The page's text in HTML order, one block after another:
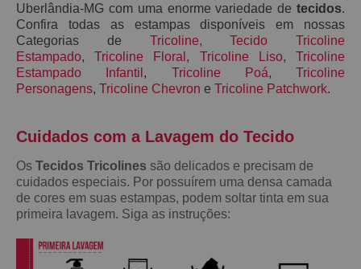
Uberlândia-MG com uma enorme variedade de tecidos.
Confira todas as estampas disponíveis em nossas
Categorias de Tricoline,
Tecido Tricoline
Estampado,Tricoline Floral , Tricoline Liso,Tricoline
Estampado Infantil , Tricoline Poá, Tricoline
Personagens, Tricoline Chevron e Tricoline Patchwork.
Cuidados com a Lavagem do Tecido
Os Tecidos Tricolines são delicados e precisam de
cuidados especiais. Por possuírem uma densa camada
de cores em suas estampas, podem soltar tinta em sua
primeira lavagem. Siga as instruções: